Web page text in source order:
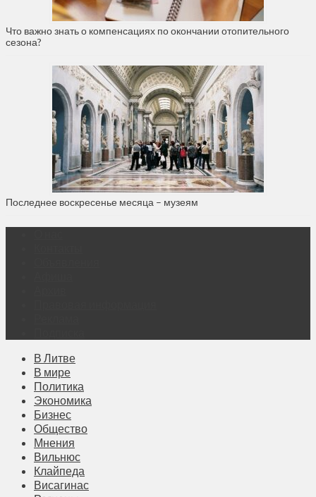
Что важно знать о компенсациях по окончании отопительного
сезона?
Последнее воскресенье месяца – музеям
В Литве
В мире
Политика
Экономика
Бизнес
Общество
Мнения
Вильнюс
Клайпеда
Висагинас